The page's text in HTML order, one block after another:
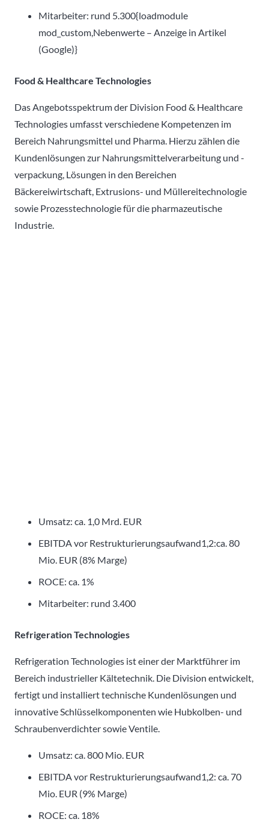
Mitarbeiter: rund 5.300{loadmodule
mod_custom,Nebenwerte – Anzeige in Artikel
(Google)}
Food & Healthcare Technologies
Das Angebotsspektrum der Division Food & Healthcare
Technologies umfasst verschiedene Kompetenzen im
Bereich Nahrungsmittel und Pharma. Hierzu zählen die
Kundenlösungen zur Nahrungsmittelverarbeitung und -
verpackung, Lösungen in den Bereichen
Bäckereiwirtschaft, Extrusions- und Müllereitechnologie
sowie Prozesstechnologie für die pharmazeutische
Industrie.
Umsatz: ca. 1,0 Mrd. EUR
EBITDA vor Restrukturierungsaufwand1,2:ca. 80
Mio. EUR (8% Marge)
ROCE: ca. 1%
Mitarbeiter: rund 3.400
Refrigeration Technologies
Refrigeration Technologies ist einer der Marktführer im
Bereich industrieller Kältetechnik. Die Division entwickelt,
fertigt und installiert technische Kundenlösungen und
innovative Schlüsselkomponenten wie Hubkolben- und
Schraubenverdichter sowie Ventile.
Umsatz: ca. 800 Mio. EUR
EBITDA vor Restrukturierungsaufwand1,2: ca. 70
Mio. EUR (9% Marge)
ROCE: ca. 18%